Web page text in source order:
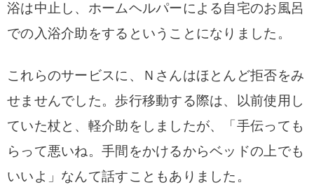
浴は中止し、ホームヘルパーによる自宅のお風呂
での入浴介助をするということになりました。
これらのサービスに、Ｎさんはほとんど拒否をみ
せませんでした。歩行移動する際は、以前使用し
ていた杖と、軽介助をしましたが、「手伝っても
らって悪いね。手間をかけるからベッドの上でも
いいよ」なんて話すこともありました。